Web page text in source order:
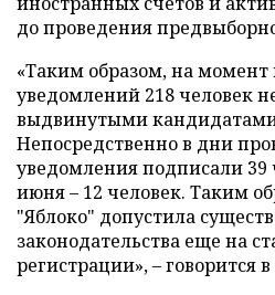
до проведения
«Таким образом, на
уведомлений 218 человек
выдвинутыми кандидатами
Непосредственно в дни
уведомления подписали 39
июня – 12 человек. Таким
"Яблоко" допустила
законодательства еще на
регистрации», – говорится